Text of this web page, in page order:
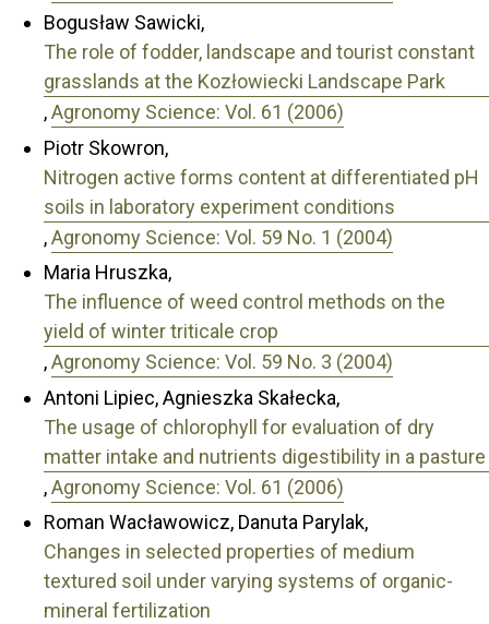
Bogusław Sawicki,
The role of fodder, landscape and tourist constant
grasslands at the Kozłowiecki Landscape Park
,Agronomy Science: Vol. 61 (2006)
Piotr Skowron,
Nitrogen active forms content at differentiated pH
soils in laboratory experiment conditions
,Agronomy Science: Vol. 59 No. 1 (2004)
Maria Hruszka,
The influence of weed control methods on the
yield of winter triticale crop
,Agronomy Science: Vol. 59 No. 3 (2004)
Antoni Lipiec, Agnieszka Skałecka,
The usage of chlorophyll for evaluation of dry
matter intake and nutrients digestibility in a pasture
,Agronomy Science: Vol. 61 (2006)
Roman Wacławowicz, Danuta Parylak,
Changes in selected properties of medium
textured soil under varying systems of organic-
mineral fertilization